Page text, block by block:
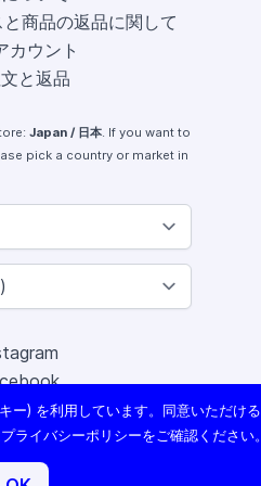
商品の返品に関して
カウント
と返品
Japan / 日本 . If you want to
pick a country or market in
ー) を利用しています。同意いただけ
プライバシーポリシーをご確認ください